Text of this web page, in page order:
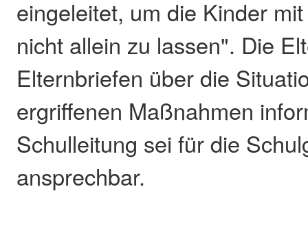
eingeleitet, um die Kinder
nicht allein zu lassen". Die
Elternbriefen über die
ergriffenen Maßnahmen
Schulleitung sei für die
ansprechbar.